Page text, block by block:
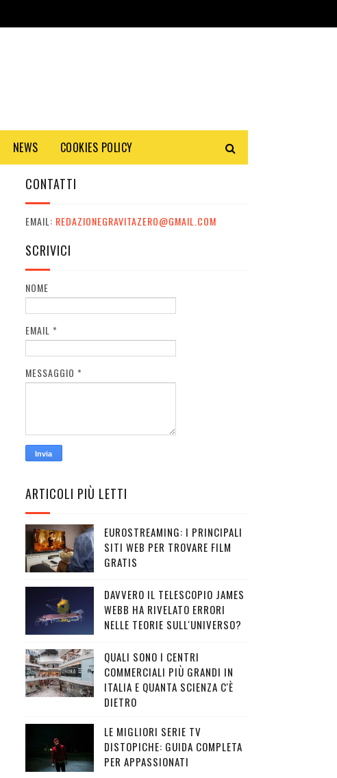
NEWS COOKIES POLICY
CONTATTI
EMAIL: REDAZIONEGRAVITAZERO@GMAIL.COM
SCRIVICI
NOME
EMAIL *
MESSAGGIO *
ARTICOLI PIÙ LETTI
EUROSTREAMING: I PRINCIPALI
SITI WEB PER TROVARE FILM
GRATIS
DAVVERO IL TELESCOPIO JAMES
WEBB HA RIVELATO ERRORI
NELLE TEORIE SULL'UNIVERSO?
QUALI SONO I CENTRI
COMMERCIALI PIÙ GRANDI IN
ITALIA E QUANTA SCIENZA C'È
DIETRO
LE MIGLIORI SERIE TV
DISTOPICHE: GUIDA COMPLETA
PER APPASSIONATI